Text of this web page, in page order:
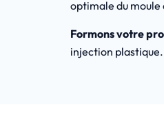
optimale du
Formons votre
injection plastique.